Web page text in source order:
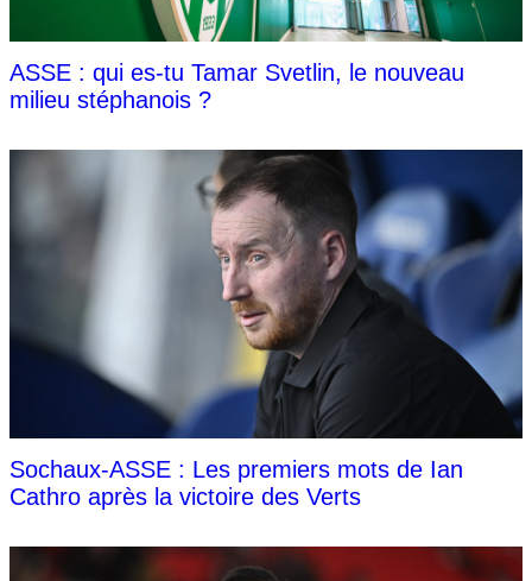
ASSE : qui es-tu Tamar Svetlin, le nouveau
milieu stéphanois ?
Sochaux-ASSE : Les premiers mots de Ian
Cathro après la victoire des Verts